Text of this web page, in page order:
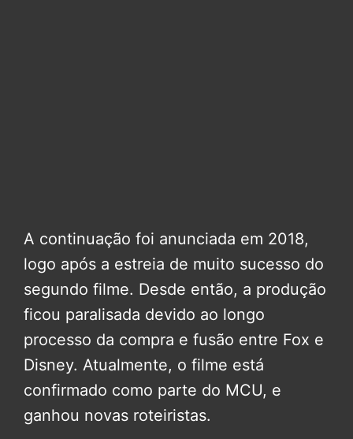
A continuação foi anunciada em 2018,
logo após a estreia de muito sucesso do
segundo filme. Desde então, a produção
ficou paralisada devido ao longo
processo da compra e fusão entre Fox e
Disney. Atualmente, o filme está
confirmado como parte do MCU, e
ganhou novas roteiristas.